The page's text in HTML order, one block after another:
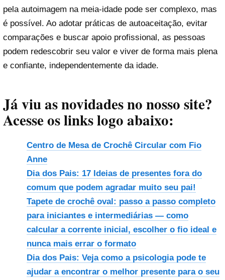
pela autoimagem na meia-idade pode ser complexo, mas
é possível. Ao adotar práticas de autoaceitação, evitar
comparações e buscar apoio profissional, as pessoas
podem redescobrir seu valor e viver de forma mais plena
e confiante, independentemente da idade.
Já viu as novidades no nosso site?
Acesse os links logo abaixo:
Centro de Mesa de Crochê Circular com Fio
Anne
Dia dos Pais: 17 Ideias de presentes fora do
comum que podem agradar muito seu pai!
Tapete de crochê oval: passo a passo completo
para iniciantes e intermediárias — como
calcular a corrente inicial, escolher o fio ideal e
nunca mais errar o formato
Dia dos Pais: Veja como a psicologia pode te
ajudar a encontrar o melhor presente para o seu